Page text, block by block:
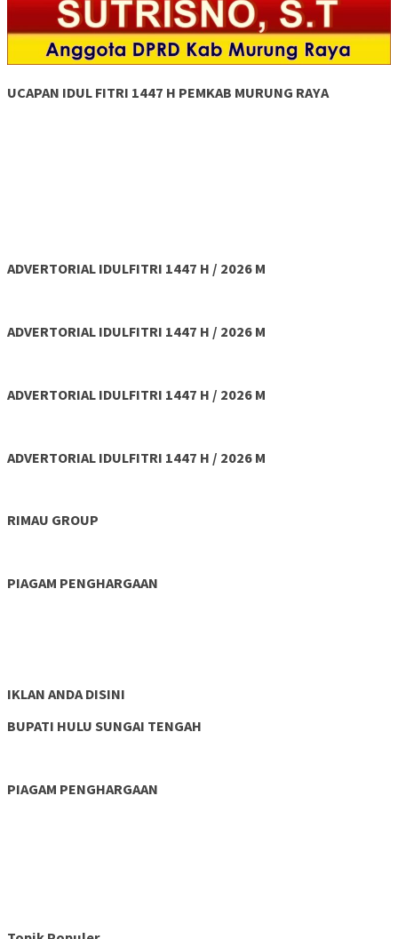
UCAPAN IDUL FITRI 1447 H PEMKAB MURUNG RAYA
ADVERTORIAL IDULFITRI 1447 H / 2026 M
ADVERTORIAL IDULFITRI 1447 H / 2026 M
ADVERTORIAL IDULFITRI 1447 H / 2026 M
ADVERTORIAL IDULFITRI 1447 H / 2026 M
RIMAU GROUP
PIAGAM PENGHARGAAN
IKLAN ANDA DISINI
BUPATI HULU SUNGAI TENGAH
PIAGAM PENGHARGAAN